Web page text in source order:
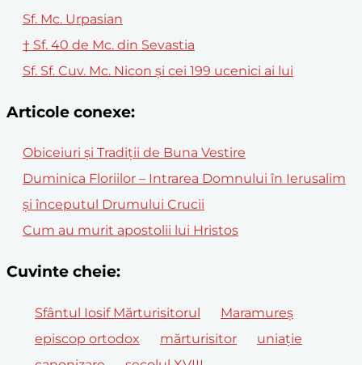
Sf. Mc. Urpasian
† Sf. 40 de Mc. din Sevastia
Sf. Sf. Cuv. Mc. Nicon şi cei 199 ucenici ai lui
Articole conexe:
Obiceiuri și Tradiții de Buna Vestire
Duminica Floriilor – Intrarea Domnului în Ierusalim
și începutul Drumului Crucii
Cum au murit apostolii lui Hristos
Cuvinte cheie:
Sfântul Iosif Mărturisitorul
Maramureș
episcop ortodox
mărturisitor
uniație